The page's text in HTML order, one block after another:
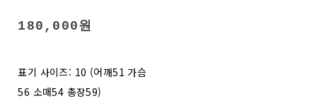
180,000원
표기 사이즈: 10 (어깨51 가슴
56 소매54 총장59)